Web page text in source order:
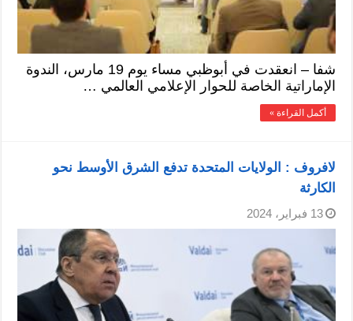
شفا – انعقدت في أبوظبي مساء يوم 19 مارس، الندوة
الإماراتية الخاصة للحوار الإعلامي العالمي …
أكمل القراءة »
لافروف : الولايات المتحدة تدفع الشرق الأوسط نحو
الكارثة
13 فبراير، 2024